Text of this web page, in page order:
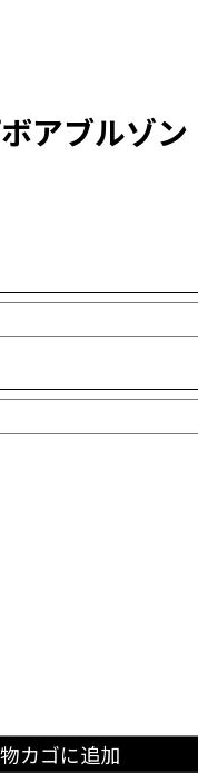
アブルゾン
カゴに追加